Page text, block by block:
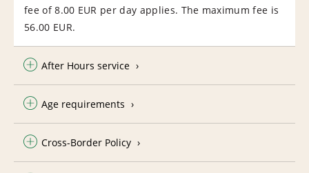
fee of 8.00 EUR per day applies. The maximum fee is
56.00 EUR.
After Hours service
Age requirements
Cross-Border Policy